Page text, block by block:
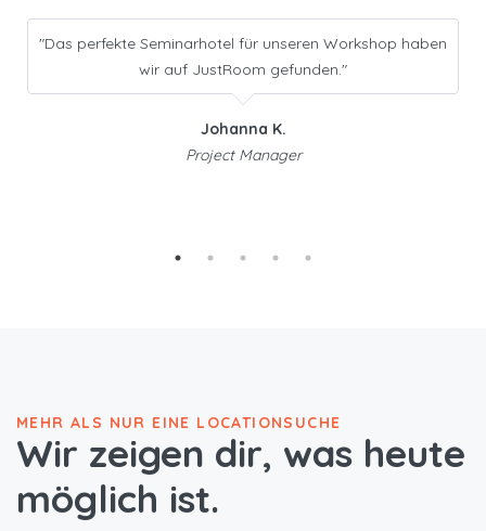
"Das perfekte Seminarhotel für unseren Workshop haben
wir auf JustRoom gefunden."
Johanna K.
Project Manager
MEHR ALS NUR EINE LOCATIONSUCHE
Wir zeigen dir, was heute
möglich ist.